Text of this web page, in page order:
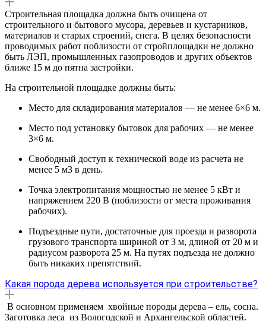
Строительная площадка должна быть очищена от
строительного и бытового мусора, деревьев и кустарников,
материалов и старых строений, снега. В целях безопасности
проводимых работ поблизости от стройплощадки не должно
быть ЛЭП, промышленных газопроводов и других объектов
ближе 15 м до пятна застройки.
На строительной площадке должны быть:
Место для складирования материалов — не менее 6×6 м.
Место под установку бытовок для рабочих — не менее
3×6 м.
Свободный доступ к технической воде из расчета не
менее 5 м3 в день.
Точка электропитания мощностью не менее 5 кВт и
напряжением 220 В (поблизости от места проживания
рабочих).
Подъездные пути, достаточные для проезда и разворота
грузового транспорта шириной от 3 м, длиной от 20 м и
радиусом разворота 25 м. На путях подъезда не должно
быть никаких препятствий.
Какая порода дерева используется при строительстве?
В основном применяем хвойные породы дерева – ель, сосна.
Заготовка леса из Вологодской и Архангельской областей.